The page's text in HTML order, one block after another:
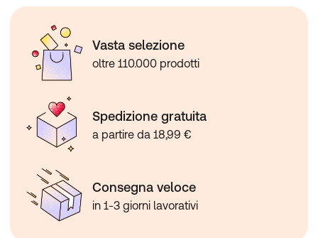
Vasta selezione
oltre 110.000 prodotti
Spedizione gratuita
a partire da 18,99 €
Consegna veloce
in 1-3 giorni lavorativi